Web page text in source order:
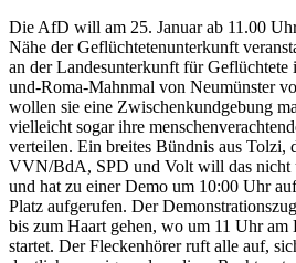
Die AfD will am 25. Januar ab 11.00
Nähe der Geflüchtetenunterkunft
an der Landesunterkunft für
und-Roma-Mahnmal von Neumünster
wollen sie eine Zwischenkundgebung
vielleicht sogar ihre
verteilen. Ein breites Bündnis aus Tolzi,
VVN/BdA, SPD und Volt will das nicht
und hat zu einer Demo um 10:00 Uhr
Platz aufgerufen. Der
bis zum Haart gehen, wo um 11 Uhr
startet. Der Fleckenhörer ruft alle auf,